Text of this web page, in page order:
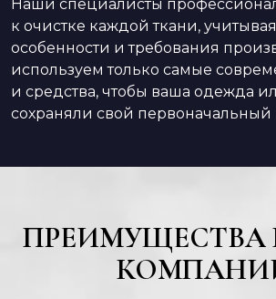
Наши специалисты
к очистке каждой ткани,
особенности и требования
используем только самые
и средства, чтобы ваша одежда
сохраняли свой первоначальный